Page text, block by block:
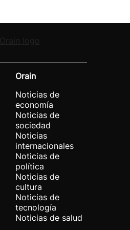
Orain
Noticias de
economía
Noticias de
sociedad
Noticias
internacionales
Noticias de
política
Noticias de
cultura
Noticias de
tecnología
Noticias de salud